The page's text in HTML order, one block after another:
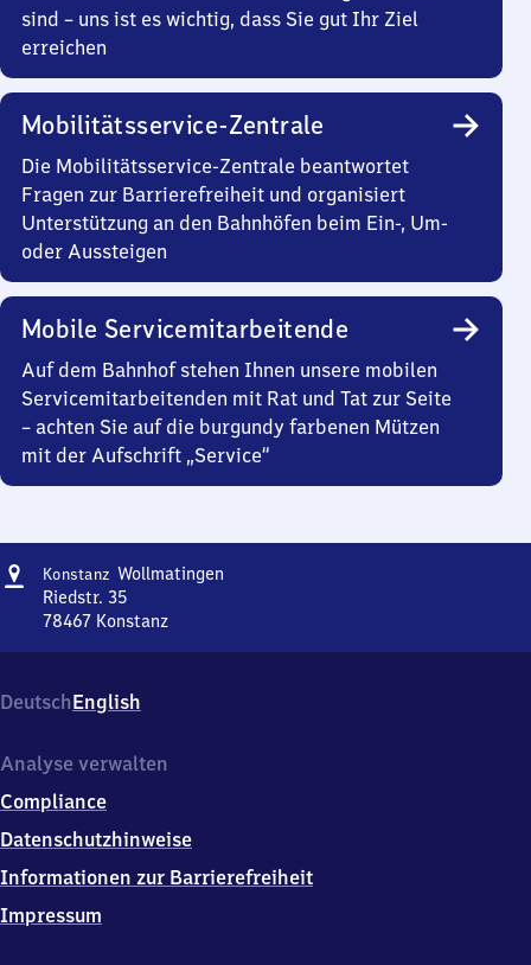
sind – uns ist es wichtig, dass Sie gut Ihr Ziel
erreichen
Mobilitätsservice-Zentrale
Die Mobilitätsservice-Zentrale beantwortet
Fragen zur Barrierefreiheit und organisiert
Unterstützung an den Bahnhöfen beim Ein-, Um-
oder Aussteigen
Mobile Servicemitarbeitende
Auf dem Bahnhof stehen Ihnen unsere mobilen
Servicemitarbeitenden mit Rat und Tat zur Seite
– achten Sie auf die burgundy farbenen Mützen
mit der Aufschrift „Service“
Adresse
Konstanz Wollmatingen
Riedstr. 35
78467 Konstanz
Riedstr.
35,
8
6
7
DeutschEnglish
Analyse verwalten
Compliance
Datenschutzhinweise
Informationen zur Barrierefreiheit
Impressum